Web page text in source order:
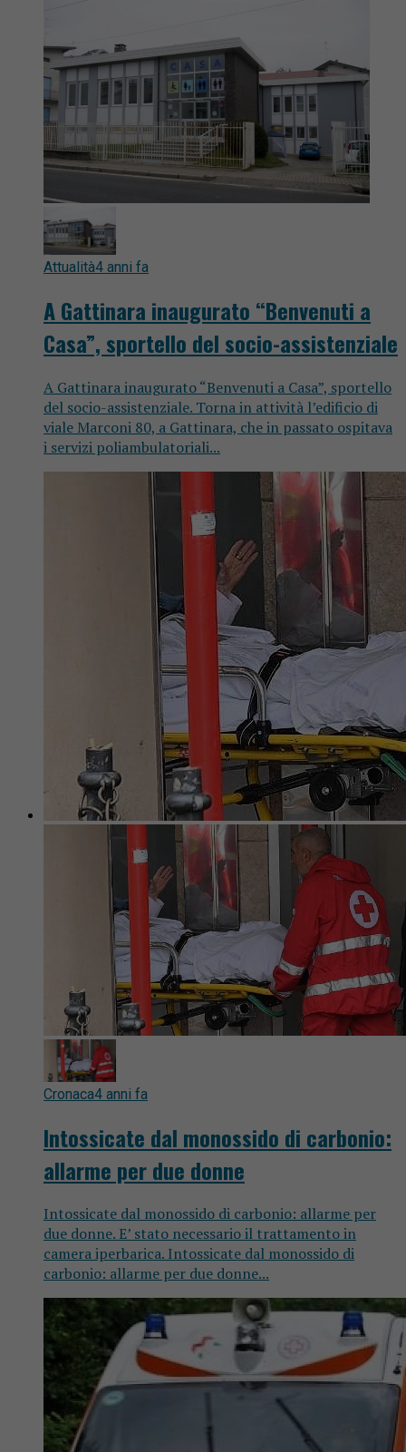
Attualità4 anni fa
A Gattinara inaugurato “Benvenuti a
Casa”, sportello del socio-assistenziale
A Gattinara inaugurato “Benvenuti a Casa”, sportello
del socio-assistenziale. Torna in attività l’edificio di
viale Marconi 80, a Gattinara, che in passato ospitava
i servizi poliambulatoriali...
Cronaca4 anni fa
Intossicate dal monossido di carbonio:
allarme per due donne
Intossicate dal monossido di carbonio: allarme per
due donne. E’ stato necessario il trattamento in
camera iperbarica. Intossicate dal monossido di
carbonio: allarme per due donne...